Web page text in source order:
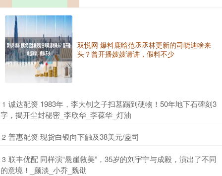
双悦网 爆料鹿晗范丞丞林更新的司晓迪啥来
头？曾开播嫂嫂请讲，假料不少
1 ​诚达配资 1983年，李大钊之子扫墓踢到硬物！50年地下石碑刻3
字，揭开尘封秘密_李欣华_李葆华_灯油
2 ​普惠配资 现货白银向下触及38美元/盎司
3 ​联丰优配 同样演“悬崖救美”，35岁的刘宇宁与成毅，演出了不同
的意境！_颜淡_小乔_魏劭